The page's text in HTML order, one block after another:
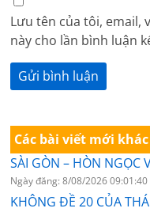
Lưu tên của tôi, email,
này cho lần bình luận
Các bài viết mới khác
SÀI GÒN – HÒN NGỌC
Ngày đăng: 8/08/2026
KHÔNG ĐỀ 20 CỦA